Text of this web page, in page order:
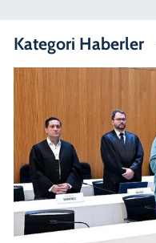
Kategori Haberler